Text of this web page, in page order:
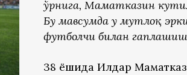
ўрнига, Маматказин
Бу мавсумда у мутлоқ
футболчи билан
38 ёшида Илдар